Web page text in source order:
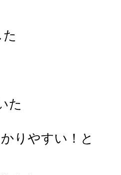
た
りやすい！と